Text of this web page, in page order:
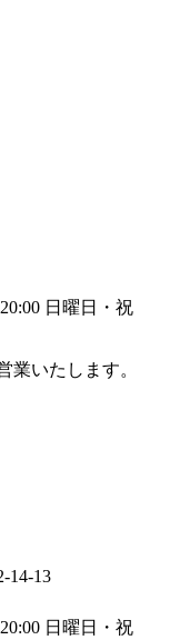
日曜日・祝
業いたします。
14-13
日曜日・祝